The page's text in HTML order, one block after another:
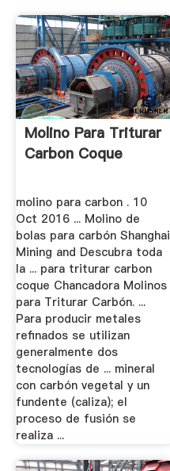
Molino Para Triturar
Carbon Coque
molino para carbon . 10
Oct 2016 ... Molino de
bolas para carbón Shanghai
Mining and Descubra toda
la ... para triturar carbon
coque Chancadora Molinos
para Triturar Carbón. ...
Para producir metales
refinados se utilizan
generalmente dos
tecnologías de ... mineral
con carbón vegetal y un
fundente (caliza); el
proceso de fusión se
realiza ...